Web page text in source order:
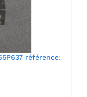
référence: